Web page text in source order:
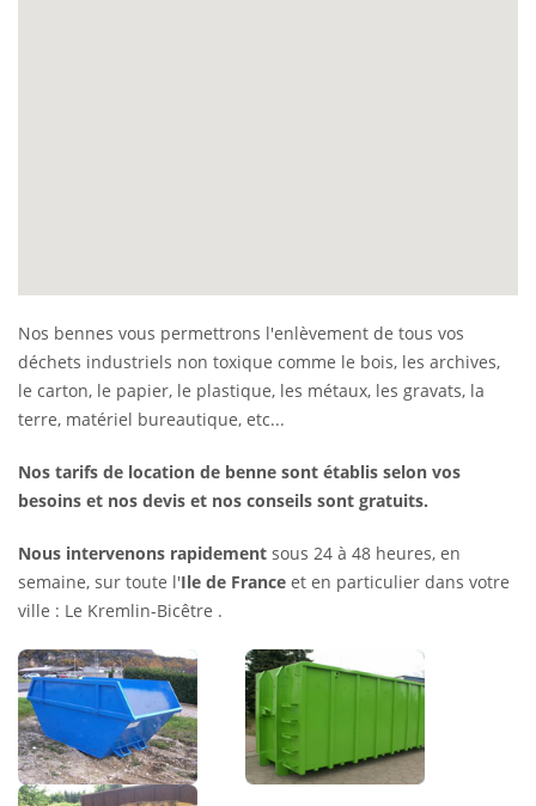
Nos bennes vous permettrons l'enlèvement de tous vos
déchets industriels non toxique comme le bois, les archives,
le carton, le papier, le plastique, les métaux, les gravats, la
terre, matériel bureautique, etc...
Nos tarifs de location de benne sont établis selon vos
besoins et nos devis et nos conseils sont gratuits.
Nous intervenons rapidement sous 24 à 48 heures, en
semaine, sur toute l'Ile de France et en particulier dans votre
ville : Le Kremlin-Bicêtre .